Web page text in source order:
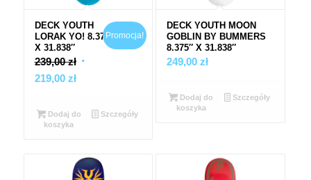
DECK YOUTH
LORAK YO! 8.375″
X 31.838″
239,00zł Pierwotna
239,00 zł.
219,00 złAktualna
wynosi:
Promocja!
Dodaj do
koszyka
Szczegóły
DECK YOUTH MOON
GOBLIN BY BUMMERS
8.375″ X 31.838″
249,00 zł
Dodaj do
koszyka
Szczegóły